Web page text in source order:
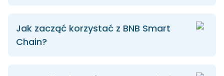
Jak zacząć korzystać z BNB Smart
Chain?